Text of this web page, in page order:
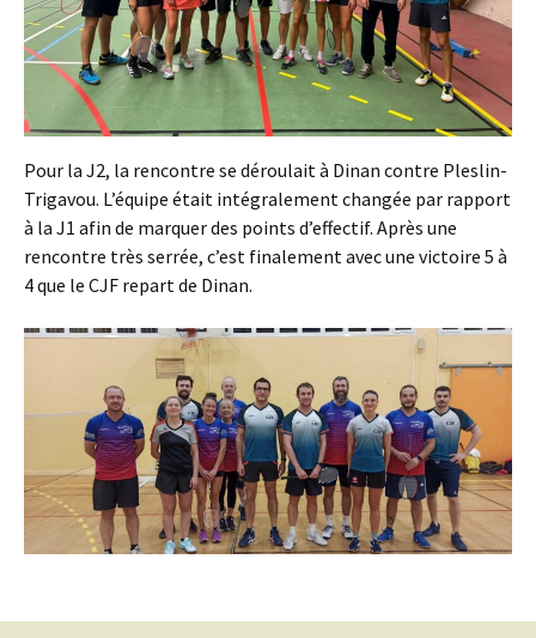
Pour la J2, la rencontre se déroulait à Dinan contre Pleslin-
Trigavou. L’équipe était intégralement changée par rapport
à la J1 afin de marquer des points d’effectif. Après une
rencontre très serrée, c’est finalement avec une victoire 5 à
4 que le CJF repart de Dinan.